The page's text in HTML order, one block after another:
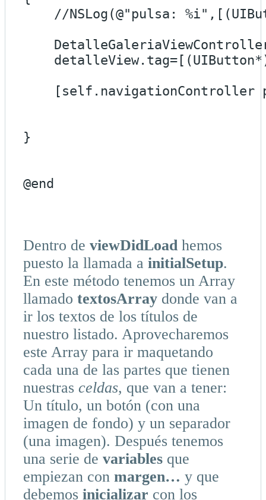
//NSLog(@"pulsa:
[self.navigationController
}
@end
Dentro de viewDidLoadhemos
puesto la llamada a initialSetup.
En este método tenemos un Array
llamado textosArray donde van a
ir los textos de los títulos de
nuestro listado. Aprovecharemos
este Array para ir maquetando
cada una de las partes que tienen
nuestras celdas, que van a tener:
Un título, un botón (con una
imagen de fondo) y un separador
(una imagen). Después tenemos
una serie de variables que
empiezan con margen… y que
debemos inicializar con los